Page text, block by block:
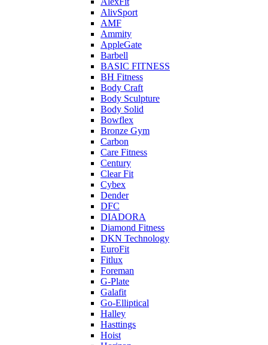
AlivSport
AMF
Ammity
AppleGate
Barbell
BASIC FITNESS
BH Fitness
Body Craft
Body Sculpture
Body Solid
Bowflex
Bronze Gym
Carbon
Care Fitness
Century
Clear Fit
Cybex
Dender
DFC
DIADORA
Diamond Fitness
DKN Technology
EuroFit
Fitlux
Foreman
G-Plate
Galafit
Go-Elliptical
Halley
Hasttings
Hoist